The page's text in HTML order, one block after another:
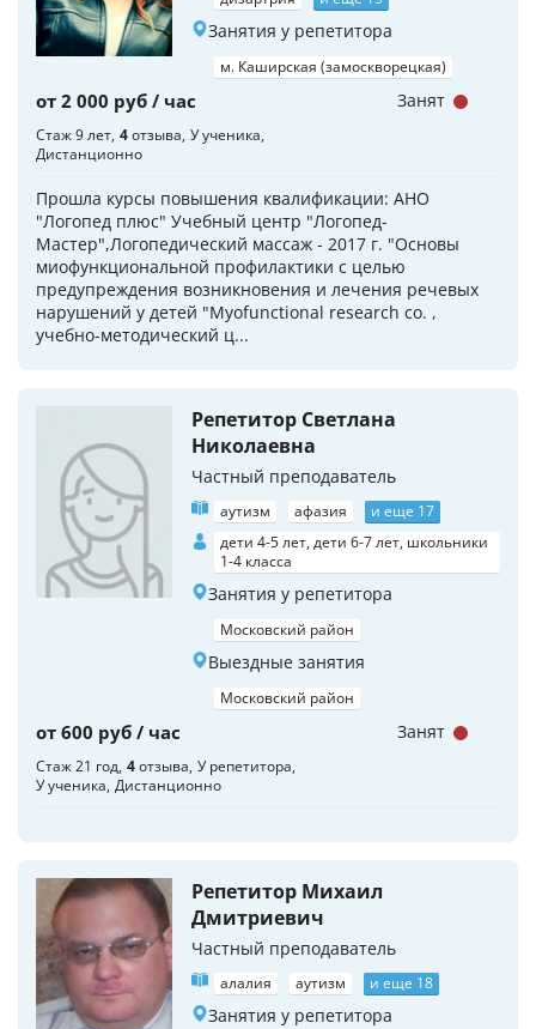
Занятия у репетитора
м. Каширская (замоскворецкая)
от 2 000 руб / час
Стаж 9 лет 4отзыва У ученика
Дистанционно
Прошла курсы повышения квалификации: АНО
"Логопед плюс" Учебный центр "Логопед-
Мастер",Логопедический массаж - 2017 г. "Основы
миофункциональной профилактики с целью
предупреждения возникновения и лечения речевых
нарушений у детей "Myofunctional research co. ,
учебно-методический ц...
Занят
Репетитор Светлана
Николаевна
Частный преподаватель
аутизм афазия
и еще 17
дети 4-5 лет, дети 6-7 лет, школьники
1-4 класса
Занятия у репетитора
Московский район
Выездные занятия
Московский район
от 600 руб / час
Стаж 21 год 4отзыва У репетитора
У ученика Дистанционно
Занят
Репетитор Михаил
Дмитриевич
Частный преподаватель
алалия аутизм и еще 18
Занятия у репетитора